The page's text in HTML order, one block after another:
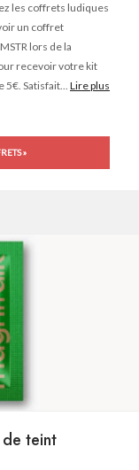
les coffrets ludiques
un coffret
lors de la
recevoir votre kit
5€. Satisfait... Lire plus
»
teint